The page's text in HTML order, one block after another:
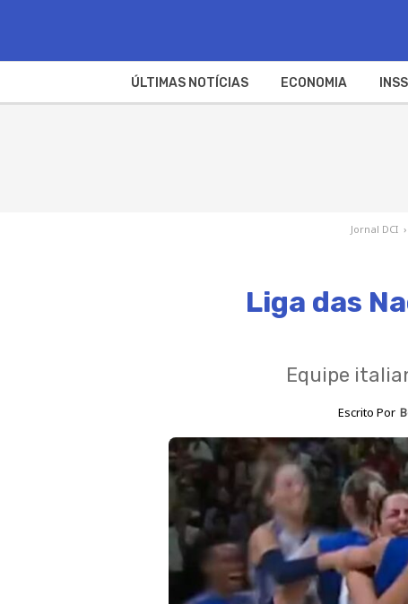
ÚLTIMAS NOTÍCIAS ECONOMIA INSS
Jornal DCI ›
Liga das
Equipe
Escrito Por